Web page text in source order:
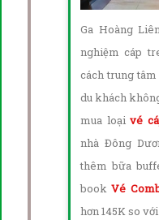
Ga Hoàng
nghiệm cáp
cách trung
du khách
mua loạivé
nhà Đông
thêm bữa
bookVé
hơn 145K so